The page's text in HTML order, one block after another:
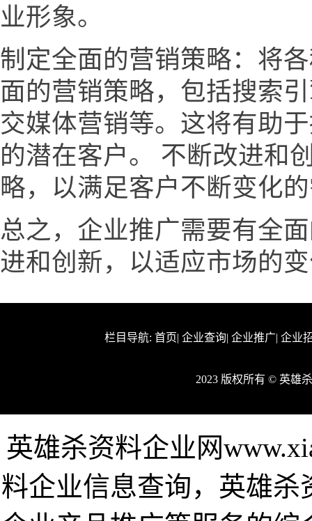
业形象。
制定全面的营销策略：将
面的营销策略，包括搜索
交媒体营销等。这将有助
的潜在客户。 不断改进和
略，以满足客户不断变化
总之，企业推广需要有全
进和创新，以适应市场的
栏目导航: 首页| 企业查询| 企业推广| 企业
2023 版权所有 © 英雄
英雄杀资料企业网
料企业信息查询，英雄